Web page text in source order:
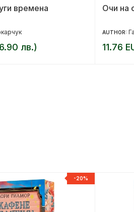
времена
лв.)
Очи на
AUTHOR:
11.76
-20%